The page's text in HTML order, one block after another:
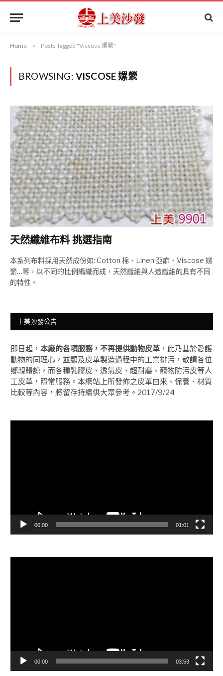
Home » Posts Tagged "Viscose 嫘縈"
BROWSING: VISCOSE 嫘縈
天然纖維布料 挑選指南
本系列布料採用天然成份如: Cotton 棉、Linen 亞麻、Viscose 嫘
縈…等，以不同的比例編織而成，天然纖維與人造纖維的具有不同
的特性。
上美沙發公告
即日起， 本廠的各項服務，不再提供動物皮革 ，此乃基於愛護
動物的同理心，並顧及皮革製造過程中的工業排污，敬請各位
鄉親體諒，而各種乳膠皮、透氣皮、超耐磨、竉物防污皮等人
工皮革，照常服務。本網站上所發佈之皮革由來、保養、材質
比較等內容，將留存持續供大眾參考。2017/9/24
00:00 01:01
00:00 03:53